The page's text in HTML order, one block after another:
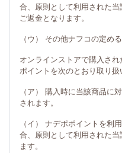
合、原則として利用された
ご返金となります。
（ウ） その他ナフコの定め
オンラインストアで購入さ
ポイントを次のとおり取り扱
（ア） 購入時に当該商品に
されます。
（イ） ナデポポイントを利
合、原則として利用された
ます。